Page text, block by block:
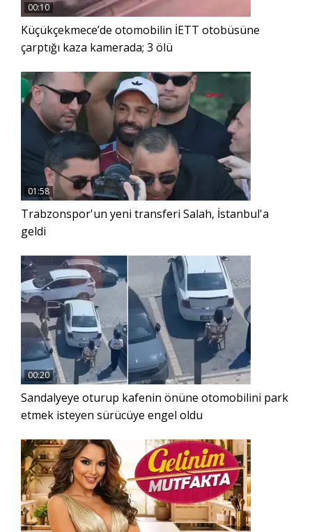
00:10
Küçükçekmece’de otomobilin İETT otobüsüne
çarptığı kaza kamerada; 3 ölü
01:58
Trabzonspor'un yeni transferi Salah, İstanbul'a
geldi
00:20
Sandalyeye oturup kafenin önüne otomobilini park
etmek isteyen sürücüye engel oldu